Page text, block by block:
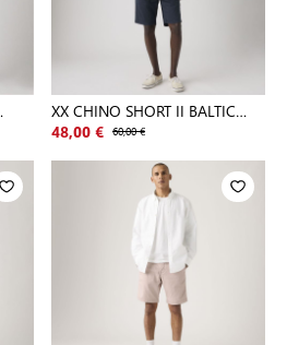
XX CHINO SHORT II BALTIC
NAVY
48,00 € 60,00 €